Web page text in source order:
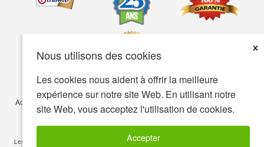
Nous utilisons des cookies
×
Les cookies nous aident à offrir la meilleure
expérience sur notre site Web. En utilisant notre
site Web, vous acceptez l'utilisation de cookies.
Accepter
Accessibilité
© Copyright 2001-2026 BIOVEA. Tous droits réservés.
Les informations sur ce site sont fournies à titre informatif seulement et ne visent pas à